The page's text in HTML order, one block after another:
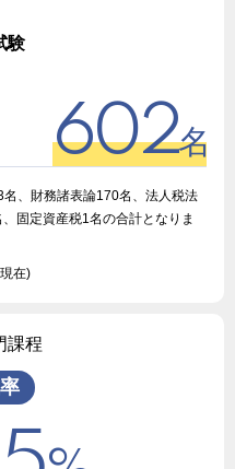
験
602名
、財務諸表論170名、法人税法
固定資産税1名の合計となりま
在)
課程